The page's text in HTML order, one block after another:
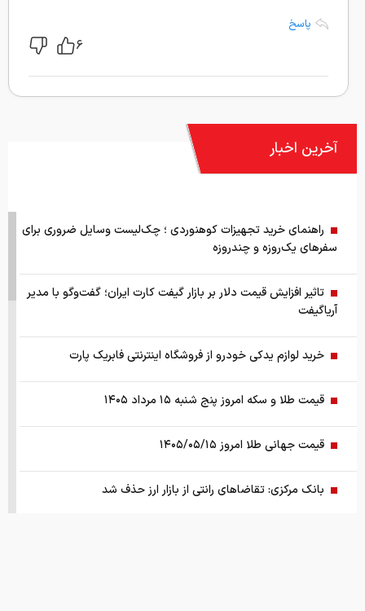
پاسخ
۶
آخرین اخبار
راهنمای خرید تجهیزات کوهنوردی ؛ چک‌لیست وسایل ضروری برای
سفرهای یک‌روزه و چندروزه
تاثیر افزایش قیمت دلار بر بازار گیفت کارت ایران؛ گفت‌وگو با مدیر
آریاگیفت
خرید لوازم یدکی خودرو از فروشگاه اینترنتی فابریک پارت
قیمت طلا و سکه امروز پنج شنبه ۱۵ مرداد ۱۴۰۵
قیمت جهانی طلا امروز ۱۴۰۵/۰۵/۱۵
بانک مرکزی: تقاضا‌های رانتی از بازار ارز حذف شد